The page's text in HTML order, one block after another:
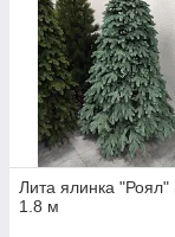
Лита ялинка "Роял"
1.8 м